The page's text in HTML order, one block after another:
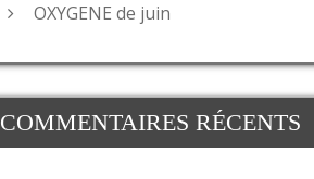
OXYGENE de juin
COMMENTAIRES RÉCENTS